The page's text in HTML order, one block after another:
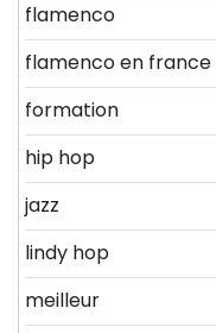
flamenco
flamenco en france
formation
hip hop
jazz
lindy hop
meilleur